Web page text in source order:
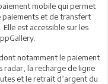
mobile qui permet
paiements et de transfert
est accessible sur les
notamment le paiement
radar, la recharge de ligne
et le retrait d’argent du